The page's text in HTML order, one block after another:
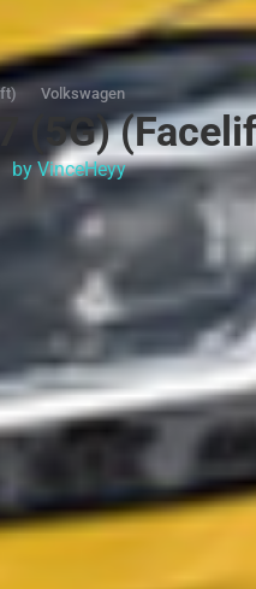
Volkswagen
(5G)
byVinceHeyy